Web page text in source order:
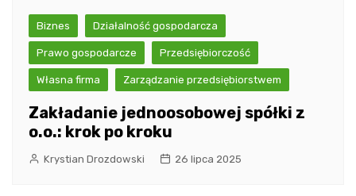
Biznes Działalność gospodarcza
Prawo gospodarcze Przedsiębiorczość
Własna firma Zarządzanie przedsiębiorstwem
Zakładanie jednoosobowej spółki z
o.o.: krok po kroku
Krystian Drozdowski 26 lipca 2025